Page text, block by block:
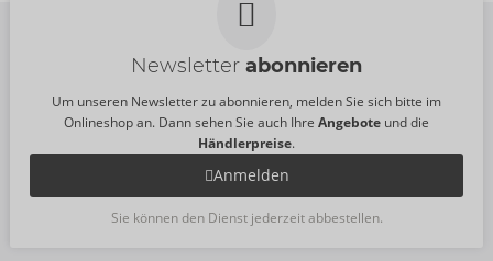
Newsletter abonnieren
Um unseren Newsletter zu abonnieren, melden Sie sich bitte im
Onlineshop an. Dann sehen Sie auch Ihre Angebote und die
Händlerpreise.
Anmelden
Sie können den Dienst jederzeit abbestellen.